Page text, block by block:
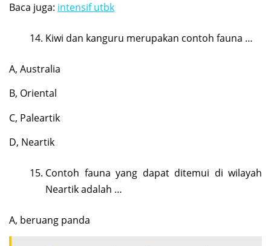
Baca juga: intensif utbk
Kiwi dan kanguru merupakan contoh fauna …
A, Australia
B, Oriental
C, Paleartik
D, Neartik
Contoh fauna yang dapat ditemui di wilayah
Neartik adalah …
A, beruang panda